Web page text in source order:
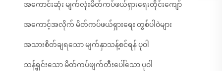
အကောင်းဆုံး မျက်လုံးမိတ်ကပ်ဖယ်ရှားရေးတိုင်းကျော်
အကောင့်အလိုက် မိတ်ကပ်ဖယ်ရှားရေး တွစ်ပါဝဲများ
အသားစိတ်ချရသော မျက်နှာသန့်စင်ရန် ပုဝါ
သန့်ရှင်းသော မိတ်ကပ်ဖျက်တီးပေါ်သော ပုဝါ